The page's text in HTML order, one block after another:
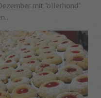
mit "ollerhond"